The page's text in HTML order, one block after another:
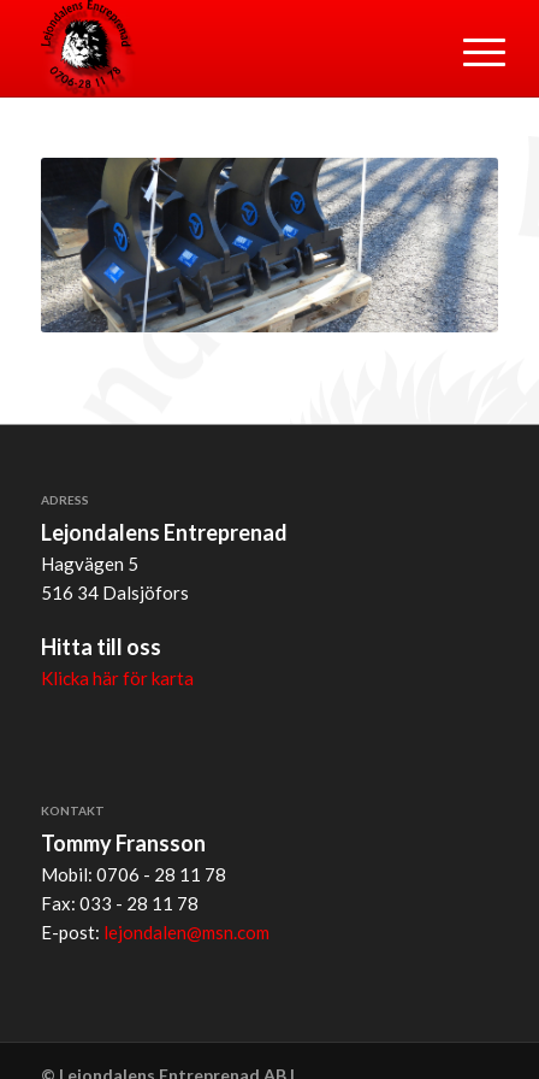
ADRESS
Lejondalens Entreprenad
Hagvägen 5
516 34 Dalsjöfors
Hitta till oss
Klicka här för karta
KONTAKT
Tommy Fransson
Mobil: 0706 - 28 11 78
Fax: 033 - 28 11 78
E-post: lejondalen@msn.com
© Lejondalens Entreprenad AB |